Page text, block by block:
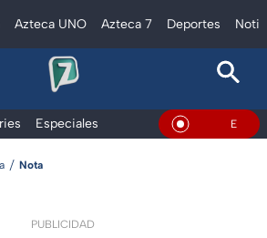
Azteca UNO Azteca 7 Deportes
Especiales En Vivo
Nota
PUBLICIDAD